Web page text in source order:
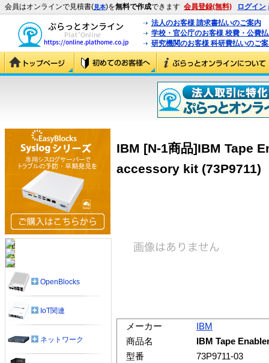
会員はオンラインで見積書(見本)を無料で作成できます 会員登録(無料) ログイン
法人のお客様 請求書払いのご案内
学校・官公庁のお客様 校費・公費
研究機関のお客様 科研費払いのご
IBM [N-1商品]IBM Tape
accessory kit (73P9711)
メーカー
IBM
商品名
IBM Tape
型番
73P9711-03
OpenBlocks
IoT関連
ネットワーク